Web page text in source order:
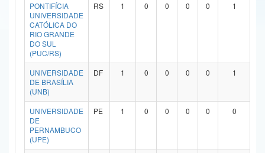
Advocacia-Geral da União
Banco Central do Brasil
PONTIFÍCIA
UNIVERSIDADE
CATÓLICA DO
RIO GRANDE
DO SUL
(PUC/RS)
RS 1 0 0 0 0 1
UNIVERSIDADE
DE BRASÍLIA
(UNB)
DF 1 0 0 0 0 1
UNIVERSIDADE
DE
PERNAMBUCO
(UPE)
PE 1 0 0 0 0 0